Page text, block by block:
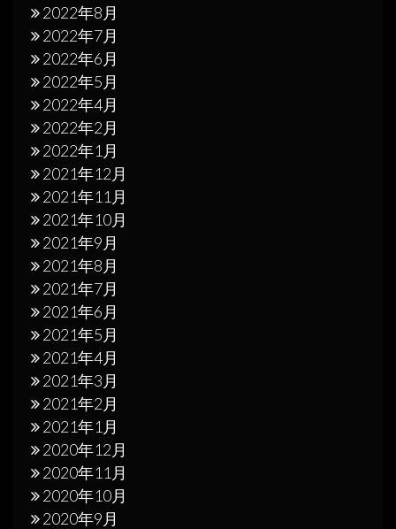
2022年8月
2022年7月
2022年6月
2022年5月
2022年4月
2022年2月
2022年1月
2021年12月
2021年11月
2021年10月
2021年9月
2021年8月
2021年7月
2021年6月
2021年5月
2021年4月
2021年3月
2021年2月
2021年1月
2020年12月
2020年11月
2020年10月
2020年9月